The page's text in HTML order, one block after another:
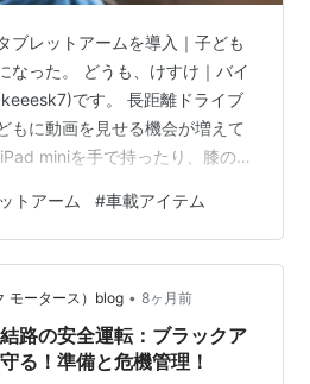
ブレットアームを導入｜子ども
なった。 どうも、けすけ｜バイ
です。 長距離ドライブ
もに動画を見せる機会が増えて
miniを手で持ったり、膝の上
距離が近くなったりするのが気
で導入したのが、ヘッドレスト
載タブレットアームです。 正直
だけのアイテムでしょ？」と思
に使ってみると想像以上に便利
…
トアーム #車載アイテム
モータース）blog • 8ヶ月前
路の安全運転：ブラックア
る！準備と危機管理！